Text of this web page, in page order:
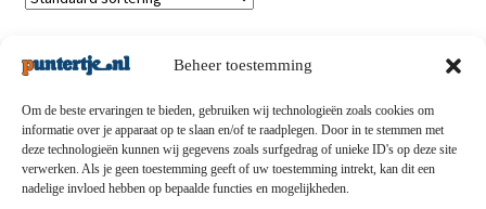
Beheer toestemming
Om de beste ervaringen te bieden, gebruiken wij technologieën zoals cookies om
informatie over je apparaat op te slaan en/of te raadplegen. Door in te stemmen met
deze technologieën kunnen wij gegevens zoals surfgedrag of unieke ID's op deze site
verwerken. Als je geen toestemming geeft of uw toestemming intrekt, kan dit een
nadelige invloed hebben op bepaalde functies en mogelijkheden.
Privacybeleid-Verzending en retouren-Algemene
voorwaarden-Disclaimert-Betaalmethoden-Over ons